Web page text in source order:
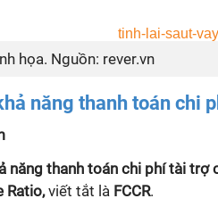
họa. Nguồn: rever.vn
năng thanh toán chi
năng thanh toán chi phí tài trợ
Ratio,viết tắt là FCCR.